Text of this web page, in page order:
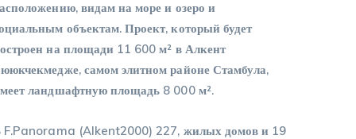
видам на море и озеро и
объектам. Проект, который будет
на площади 11 600 м² в Алкент
самом элитном районе Стамбула,
ландшафтную площадь 8 000 м².
F.Panorama (Alkent2000) 227, жилых домов и 19